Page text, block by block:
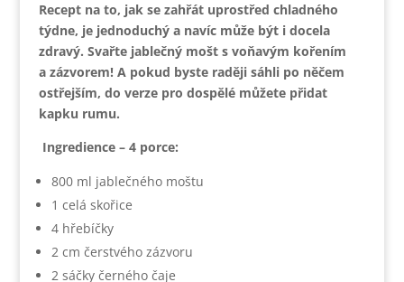
Recept na to, jak se zahřát uprostřed chladného
týdne, je jednoduchý a navíc může být i docela
zdravý. Svařte jablečný mošt s voňavým kořením
a zázvorem! A pokud byste raději sáhli po něčem
ostřejším, do verze pro dospělé můžete přidat
kapku rumu.
Ingredience – 4 porce:
800 ml jablečného moštu
1 celá skořice
4 hřebíčky
2 cm čerstvého zázvoru
2 sáčky černého čaje